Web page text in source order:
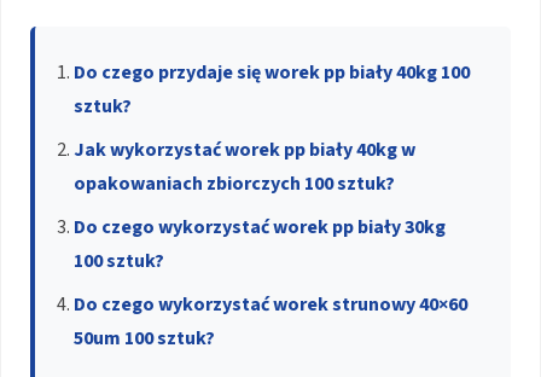
Do czego przydaje się worek pp biały 40kg 100
sztuk?
Jak wykorzystać worek pp biały 40kg w
opakowaniach zbiorczych 100 sztuk?
Do czego wykorzystać worek pp biały 30kg
100 sztuk?
Do czego wykorzystać worek strunowy 40×60
50um 100 sztuk?